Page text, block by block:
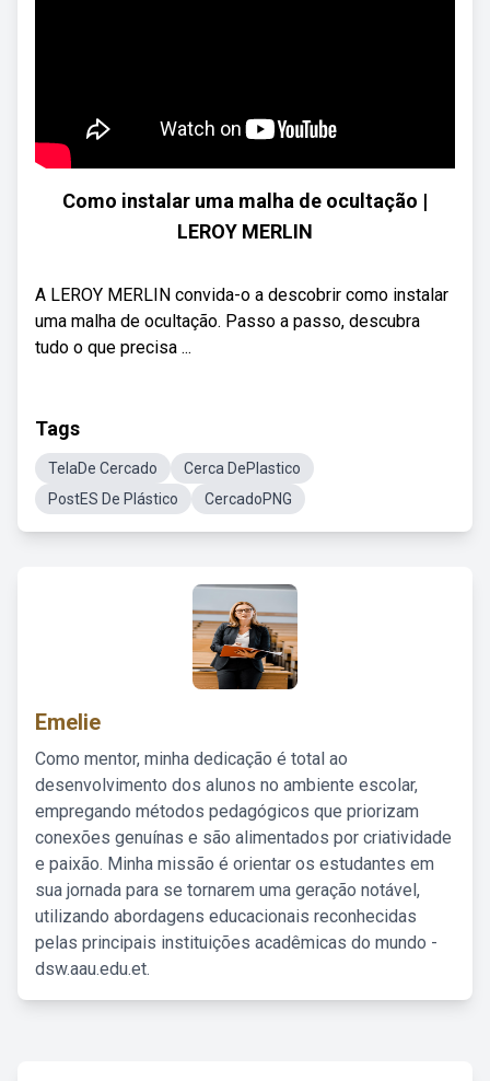
Como instalar uma malha de ocultação |
LEROY MERLIN
A LEROY MERLIN convida-o a descobrir como instalar
uma malha de ocultação. Passo a passo, descubra
tudo o que precisa ...
Tags
TelaDe Cercado
Cerca DePlastico
PostES De Plástico
CercadoPNG
Emelie
Como mentor, minha dedicação é total ao
desenvolvimento dos alunos no ambiente escolar,
empregando métodos pedagógicos que priorizam
conexões genuínas e são alimentados por criatividade
e paixão. Minha missão é orientar os estudantes em
sua jornada para se tornarem uma geração notável,
utilizando abordagens educacionais reconhecidas
pelas principais instituições acadêmicas do mundo -
dsw.aau.edu.et.